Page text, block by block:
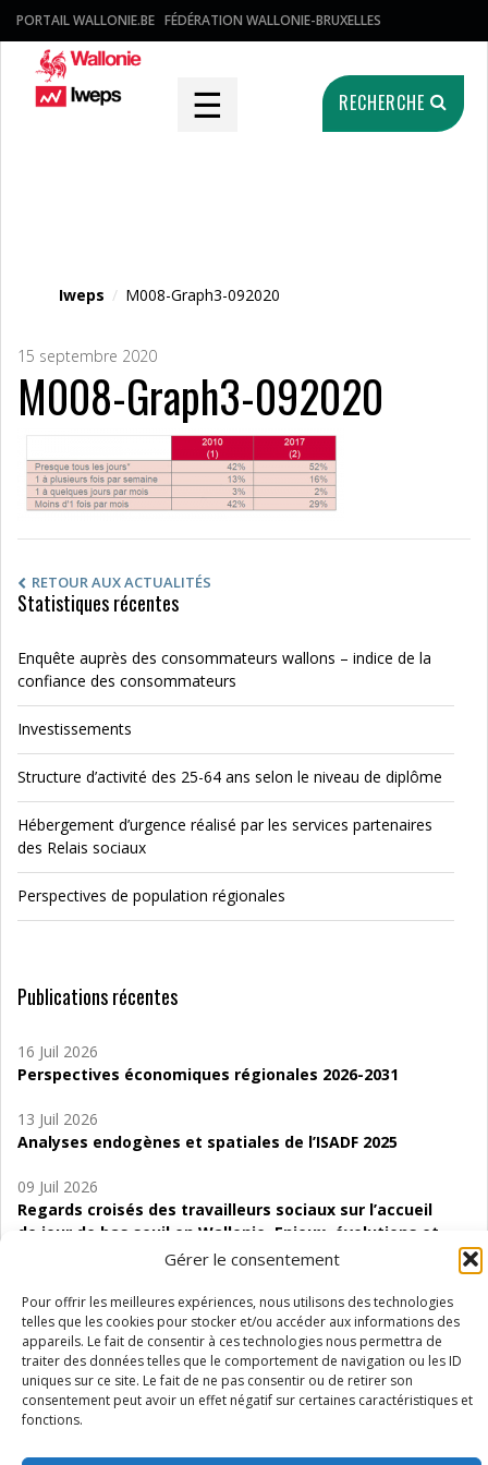
Gérer le consentement
Pour offrir les meilleures expériences, nous utilisons des technologies
telles que les cookies pour stocker et/ou accéder aux informations des
appareils. Le fait de consentir à ces technologies nous permettra de
traiter des données telles que le comportement de navigation ou les ID
uniques sur ce site. Le fait de ne pas consentir ou de retirer son
consentement peut avoir un effet négatif sur certaines caractéristiques et
fonctions.
PORTAIL WALLONIE.BE FÉDÉRATION WALLONIE-BRUXELLES
☰ RECHERCHE
Iweps / M008-Graph3-092020
15 septembre 2020
M008-Graph3-092020
RETOUR AUX ACTUALITÉS
Statistiques récentes
Enquête auprès des consommateurs wallons – indice de la
confiance des consommateurs
Investissements
Structure d’activité des 25-64 ans selon le niveau de diplôme
Hébergement d’urgence réalisé par les services partenaires
des Relais sociaux
Perspectives de population régionales
Publications récentes
16 Juil 2026
Perspectives économiques régionales 2026-2031
13 Juil 2026
Analyses endogènes et spatiales de l’ISADF 2025
09 Juil 2026
Regards croisés des travailleurs sociaux sur l’accueil
de jour de bas seuil en Wallonie. Enjeux, évolutions et
06 Juil 2026
Étude d’évaluabilité des Structures
d’accompagnement à l’autocréation d’emploi (SAACE)
01 Juil 2026
Pénurie du personnel infirmier :quels indicateurs
Wallonie ?